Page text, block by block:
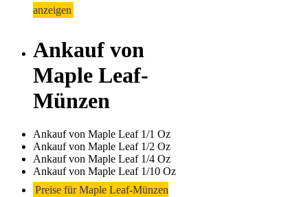
anzeigen
Ankauf von
Maple Leaf-
Münzen
Ankauf von Maple Leaf 1/1 Oz
Ankauf von Maple Leaf 1/2 Oz
Ankauf von Maple Leaf 1/4 Oz
Ankauf von Maple Leaf 1/10 Oz
Preise für Maple Leaf-Münzen